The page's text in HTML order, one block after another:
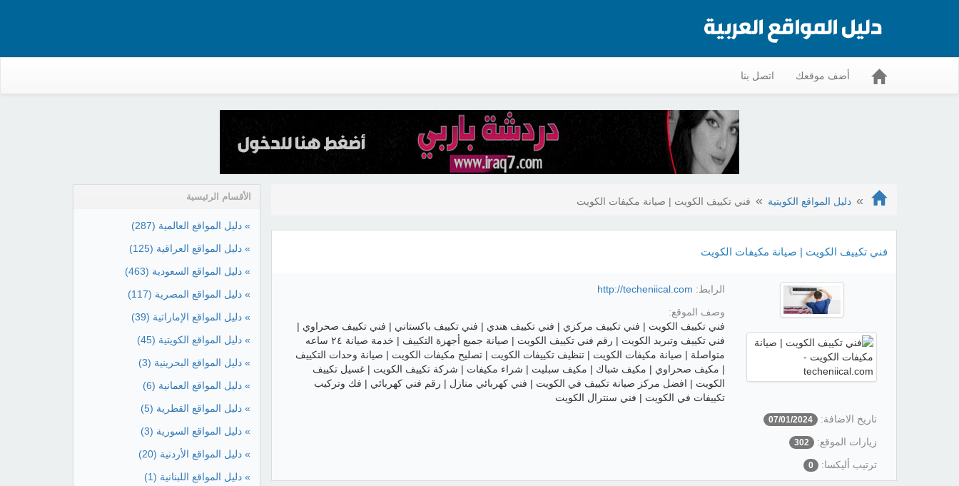
أضف موقعك اتصل بنا
دليل المواقع الكويتية فني تكييف الكويت | صيانة مكيفات الكويت
فني تكييف الكويت | صيانة مكيفات الكويت
الرابط: http://techeniical.com
وصف الموقع:
فني تكييف الكويت | فني تكييف مركزي | فني تكييف هندي | فني تكييف باكستاني | فني تكييف صحراوي |
فني تكييف وتبريد الكويت | رقم فني تكييف الكويت | صيانة جميع أجهزة التكييف | خدمة صيانة ٢٤ ساعه
متواصلة | صيانة مكيفات الكويت | تنظيف تكييفات الكويت | تصليح مكيفات الكويت | صيانة وحدات التكييف
| مكيف صحراوي | مكيف شباك | مكيف سبليت | شراء مكيفات | شركة تكييف الكويت | غسيل تكييف
الكويت | افضل مركز صيانة تكييف في الكويت | فني كهربائي منازل | رقم فني كهربائي | فك وتركيب
تكييفات في الكويت | فني سنترال الكويت
تاريخ الاضافة:
07/01/2024
زيارات الموقع: 302
ترتيب أليكسا: 0
الأقسام الرئيسية
» دليل المواقع العالمية (287)
» دليل المواقع العراقية (125)
» دليل المواقع السعودية (463)
» دليل المواقع المصرية (117)
» دليل المواقع الإماراتية (39)
» دليل المواقع الكويتية (45)
» دليل المواقع البحرينية (3)
» دليل المواقع العمانية (6)
» دليل المواقع القطرية (5)
» دليل المواقع السورية (3)
» دليل المواقع الأردنية (20)
» دليل المواقع اللبنانية (1)